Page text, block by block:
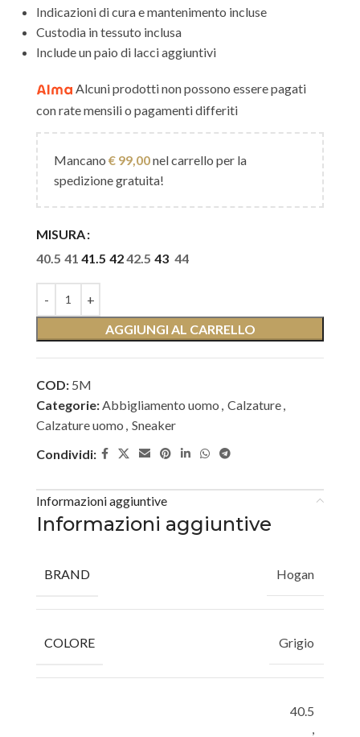
Indicazioni di cura e mantenimento incluse
Custodia in tessuto inclusa
Include un paio di lacci aggiuntivi
Alcuni prodotti non possono essere pagati
con rate mensili o pagamenti differiti
Mancano € 99,00nel carrello per la
spedizione gratuita!
MISURA
40.5 41 41.5 4242.5 43 44
AGGIUNGI AL CARRELLO
COD: 5M
Categorie:Abbigliamento uomo , Calzature,
Calzature uomo , Sneaker
Condividi:
Informazioni aggiuntive
Informazioni aggiuntive
BRAND Hogan
COLORE Grigio
40.5
,